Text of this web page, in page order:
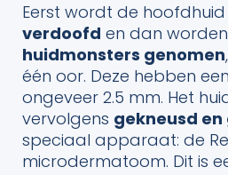
Eerst wordt de hoofdhuid
verdoofd en dan
huidmonsters genomen
één oor. Deze hebben
ongeveer 2.5 mm. Het
vervolgens gekneusd
speciaal apparaat: de
microdermatoom. Dit is